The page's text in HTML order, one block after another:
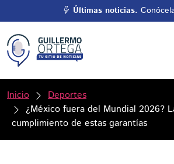
Últimas noticias.
Inicio
Deportes
¿México fuera del Mundial 2026?
cumplimiento de estas garantías